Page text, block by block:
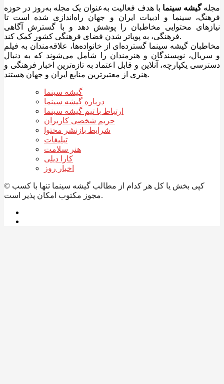
مجلهگیشه سینما با هدف فعالیت به‌عنوان یک مجله به‌روز در حوزه
فرهنگ، سینما و ادبیات ایران و جهان راه‌اندازی شده است تا
نیازهای محتوایی مخاطبان را پوشش دهد و با گسترش آگاهی
فرهنگی، به پویاتر شدن فضای فرهنگی کشور کمک کند.
مخاطبان گیشه سینما گسترده‌ای از خانواده‌ها، علاقه‌مندان به فیلم
و سریال، نویسندگان و هنرمندان را شامل می‌شوند که به دنبال
دسترسی یکپارچه، آنلاین و قابل اعتماد به تازه‌ترین اخبار فرهنگی و
هنری از معتبرترین منابع ایران و جهان هستند.
گیشه سینما
درباره گیشه سینما
ارتباط با تیم گیشه سینما
حریم شخصی کاربران
شرایط بازنشر محتوا
تبلیغات
هنر سلامت
کارا دیلی
اخبار روز
© کپی بخش یا کل هر کدام از مطالب گیشه سینما تنها با کسب
مجوز مکتوب امکان پذیر است.